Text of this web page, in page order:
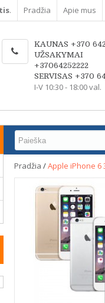
. Pradžia Apie mus
KAUNAS +370
UŽSAKYMAI
+37064252222
SERVISAS +370
I-V 10:30 - 18:00 val.
Pradžia /Apple iPhone 6